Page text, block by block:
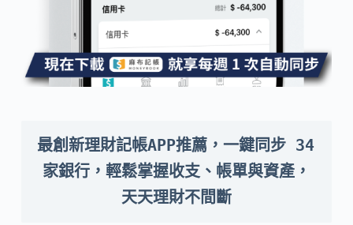
最創新理財記帳APP推薦，一鍵同步 34
家銀行，輕鬆掌握收支、帳單與資產，
天天理財不間斷